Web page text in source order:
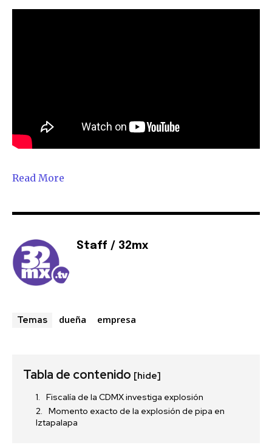
Read More
Staff / 32mx
Temas dueña empresa
Tabla de contenido [hide]
Fiscalía de la CDMX investiga explosión
Momento exacto de la explosión de pipa en
Iztapalapa